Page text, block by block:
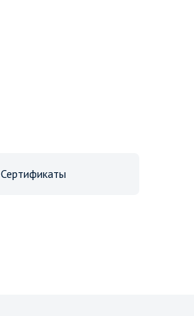
Сертификаты